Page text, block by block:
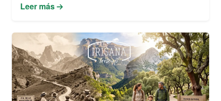
Leer más